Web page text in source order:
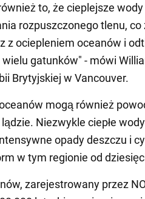
to, że cieplejsze
rozpuszczonego tlenu,
z ociepleniem oceanów i
gatunków" - mówi
Brytyjskiej w Vancouver.
mogą również
Niezwykle ciepłe
opady deszczu i
w tym regionie od
zarejestrowany przez